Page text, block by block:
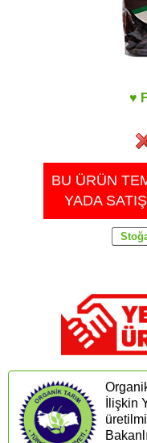
♥
BU ÜRÜN
YADA
İlişkin